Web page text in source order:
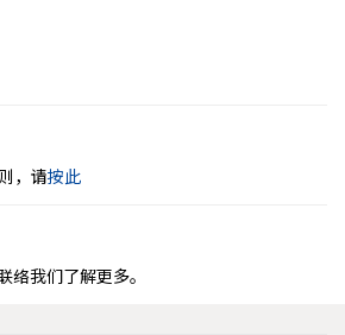
，请按此
络我们了解更多。